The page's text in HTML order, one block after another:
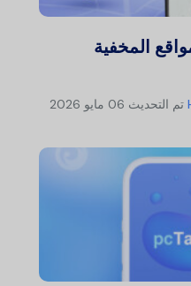
المخفية
تم التحديث